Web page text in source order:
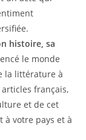
histoire, sa
le monde
la littérature à
français,
et de cet
à votre pays et à